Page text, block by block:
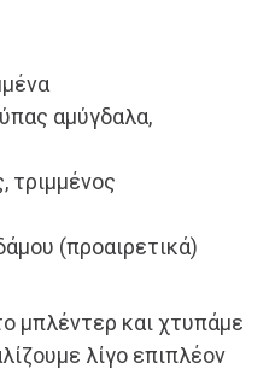
αμύγδαλα,
τριμμένος
(προαιρετικά)
μπλέντερ και χτυπάμε
λίγο επιπλέον